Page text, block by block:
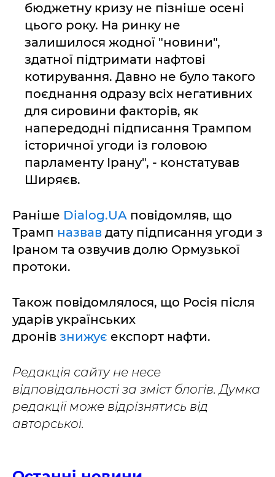
бюджетну кризу не пізніше осені
цього року. На ринку не
залишилося жодної "новини",
здатної підтримати нафтові
котирування. Давно не було такого
поєднання одразу всіх негативних
для сировини факторів, як
напередодні підписання Трампом
історичної угоди із головою
парламенту Ірану", - констатував
Ширяєв.
Раніше Dialog.UA повідомляв, що
Трамп назвав дату підписання угоди з
Іраном та озвучив долю Ормузької
протоки.
Також повідомлялося, що Росія після
ударів українських
дронів знижує експорт нафти.
Редакція сайту не несе
відповідальності за зміст блогів. Думка
редакції може відрізнятись від
авторської.